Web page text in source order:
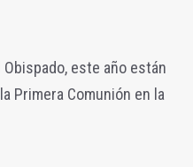
este año están
Primera Comunión en la